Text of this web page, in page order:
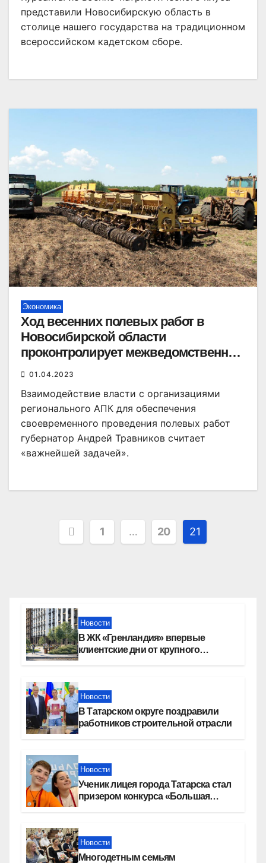
представили Новосибирскую область в
столице нашего государства на традиционном
всероссийском кадетском сборе.
Экономика
Ход весенних полевых работ в
Новосибирской области
проконтролирует межведомственная
комиссия
01.04.2023
Взаимодействие власти с организациями
регионального АПК для обеспечения
своевременного проведения полевых работ
губернатор Андрей Травников считает
«важнейшей задачей».
Пагинация
1 … 20 21
Новости
В ЖК «Гренландия» впервые
клиентские дни от крупного
Новости
В Татарском округе поздравили
работников строительной отрасли
Новости
Ученик лицея города Татарска стал
призером конкурса «Большая
Новости
Многодетным семьям